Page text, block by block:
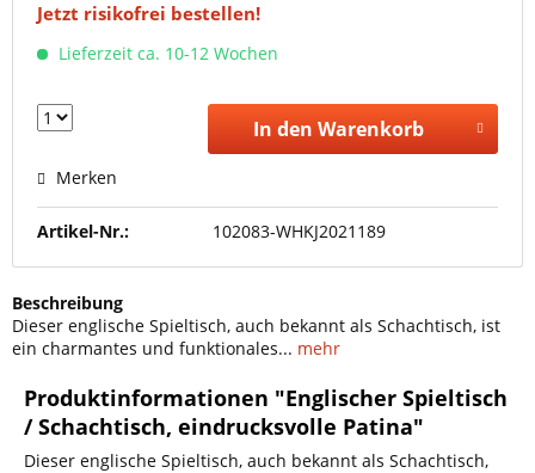
Jetzt risikofrei bestellen!
Lieferzeit ca. 10-12 Wochen
In den Warenkorb
Merken
Artikel-Nr.: 102083-WHKJ2021189
Beschreibung
Dieser englische Spieltisch, auch bekannt als Schachtisch, ist
ein charmantes und funktionales... mehr
Produktinformationen "Englischer Spieltisch
/ Schachtisch, eindrucksvolle Patina"
Dieser englische Spieltisch, auch bekannt als Schachtisch,